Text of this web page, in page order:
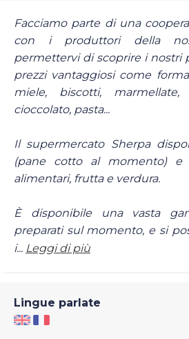
Facciamo parte di una
con i produttori della
permettervi di scoprire i nostri
prezzi vantaggiosi come
miele, biscotti,
cioccolato, pasta...
Il supermercato Sherpa
(pane cotto al momento)
alimentari, frutta e verdura.
È disponibile una vasta
preparati sul momento, e si
i... Leggi di più
Lingue parlate